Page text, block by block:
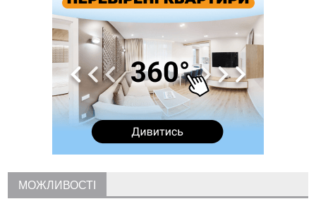
У Франківську медики провели серію складних операцій
на аорті
07 Серпня
ФОТО
У Богородчанах на "зебрі" водій Audi наїхав на
хлопчика з велосипедом
Загальна площа всіх книгарень України - трохи більше ніж 6
футбольних полів
На "зебрі" у Франківську два мотоциклісти збили жінку
рекордсмен за зростанням цін на житло
16:48
ВІДЕО Де безпечно купатися на Прикарпатті?
МОЖЛИВОСТІ